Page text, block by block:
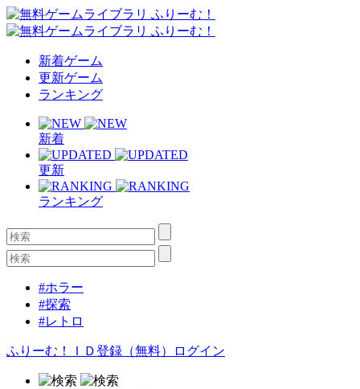
新着ゲーム
更新ゲーム
ランキング
新着
更新
ランキング
#ホラー
#探索
#レトロ
ふりーむ！ＩＤ登録（無料） ログイン